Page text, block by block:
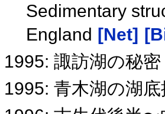
Sedimentary
England [Net]
1995: 諏訪湖の秘密
1995: 青木湖の湖底